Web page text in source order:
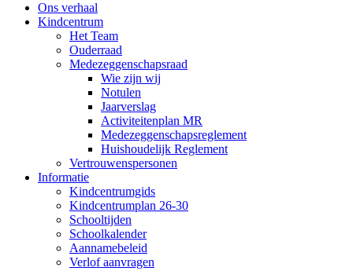
Ons verhaal
Kindcentrum
Het Team
Ouderraad
Medezeggenschapsraad
Wie zijn wij
Notulen
Jaarverslag
Activiteitenplan MR
Medezeggenschapsreglement
Huishoudelijk Reglement
Vertrouwenspersonen
Informatie
Kindcentrumgids
Kindcentrumplan 26-30
Schooltijden
Schoolkalender
Aannamebeleid
Verlof aanvragen